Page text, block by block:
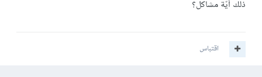
ذلك أيّة مشاكل؟
اقتباس